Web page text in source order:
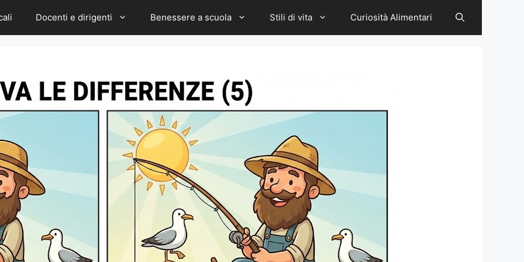
Docenti e dirigenti Benessere a scuola Stili di vita Curiosità Alimentari